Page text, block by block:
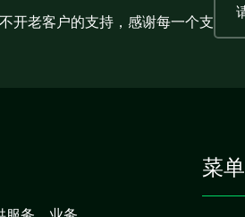
开老客户的支持，感谢每一个支
菜单